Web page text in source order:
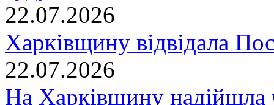
22.07.2026
Харківщину відвідала
22.07.2026
На Харківщину надійшла